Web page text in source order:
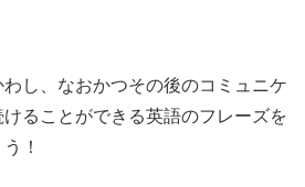
し、なおかつその後のコミュニケ
ることができる英語のフレーズを
！